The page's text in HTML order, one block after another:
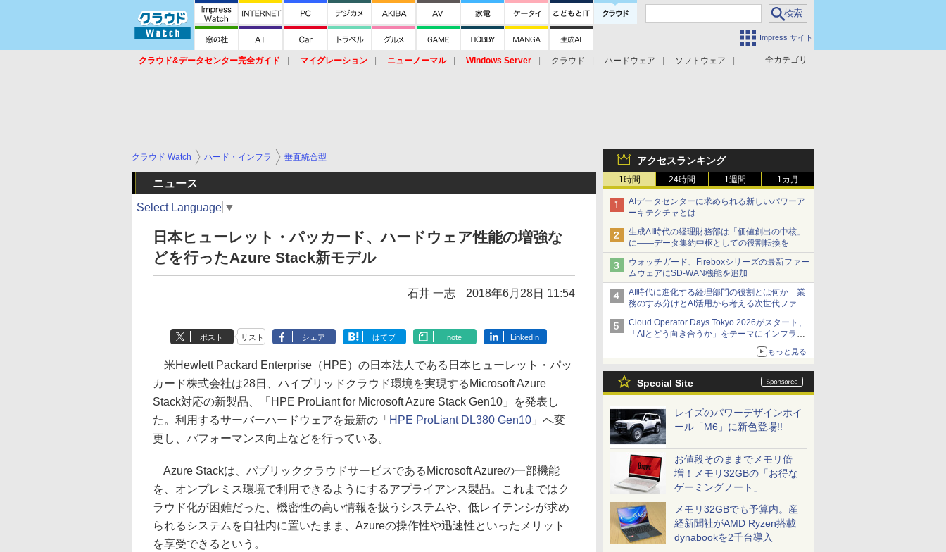
Impress サイト
全カテゴリ
クラウド&データセンター完全ガイド マイグレーション ニューノーマル Windows Server クラウド ハードウェア
ソフトウェア
アクセスランキング
1時間 24時間 1週間 1カ月
AIデータセンターに求められる新しいパワーア
ーキテクチャとは
生成AI時代の経理財務部は「価値創出の中核」
に――データ集約中枢としての役割転換を
ウォッチガード、Fireboxシリーズの最新ファー
ムウェアにSD-WAN機能を追加
AI時代に進化する経理部門の役割とは何か 業
務のすみ分けとAI活用から考える次世代ファイ
ナンス戦略
Cloud Operator Days Tokyo 2026がスタート、
「AIとどう向き合うか」をテーマにインフラ運
もっと見る
Special Site
レイズのパワーデザインホイ
ール「M6」に新色登場!!
お値段そのままでメモリ倍
増！メモリ32GBの「お得な
ゲーミングノート」
メモリ32GBでも予算内。産
経新聞社がAMD Ryzen搭載
dynabookを2千台導入
クラウド Watch ハード・インフラ 垂直統合型
ニュース
Select Language ▼
日本ヒューレット・パッカード、ハードウェア性能の増強な
どを行ったAzure Stack新モデル
石井 一志 2018年6月28日 11:54
ポスト リスト シェア はてブ note LinkedIn
米Hewlett Packard Enterprise（HPE）の日本法人である日本ヒューレット・パッ
カード株式会社は28日、ハイブリッドクラウド環境を実現するMicrosoft Azure
Stack対応の新製品、「HPE ProLiant for Microsoft Azure Stack Gen10」を発表し
た。利用するサーバーハードウェアを最新の「 HPE ProLiant DL380 Gen10 」へ変
更し、パフォーマンス向上などを行っている。
Azure Stackは、パブリッククラウドサービスであるMicrosoft Azureの一部機能
を、オンプレミス環境で利用できるようにするアプライアンス製品。これまではク
ラウド化が困難だった、機密性の高い情報を扱うシステムや、低レイテンシが求め
られるシステムを自社内に置いたまま、Azureの操作性や迅速性といったメリット
を享受できるという。